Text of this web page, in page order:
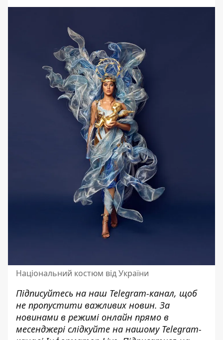
Національний костюм від України
Підписуйтесь на наш Telegram-канал, щоб
не пропустити важливих новин. За
новинами в режимі онлайн прямо в
месенджері слідкуйте на нашому Telegram-